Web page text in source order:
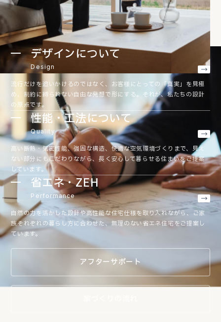
デザインについて
Design
流行だけを追いかけるのではなく、お客様にとっての「真実」を見極
め、制約に縛られない自由な発想で形にする。それが、私たちの設計
の原点です。
性能・工法について
Quality
高い断熱・気密性能、強固な構造、快適な空気環境づくりまで、見え
ない部分にもこだわりながら、長く安心して暮らせる住まいをご提案
しています。
省エネ・ZEH
Performance
自然の力を活かした設計や高性能な住宅仕様を取り入れながら、ご家
族それぞれの暮らし方に合わせた、無理のない省エネ住宅をご提案し
ています。
アフターサポート